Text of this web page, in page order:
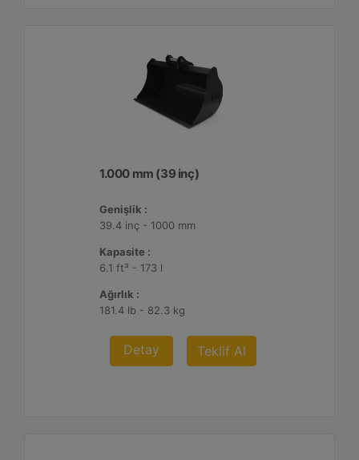
1.000 mm (39 inç)
Genişlik :
39.4 inç - 1000 mm
Kapasite :
6.1 ft³ - 173 l
Ağırlık :
181.4 lb - 82.3 kg
Detay Teklif Al